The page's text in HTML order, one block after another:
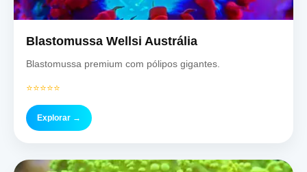
Blastomussa Wellsi Austrália
Blastomussa premium com pólipos gigantes.
⭐⭐⭐⭐⭐
Explorar →